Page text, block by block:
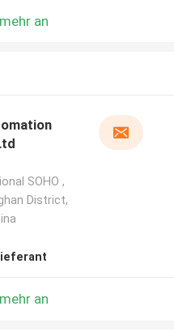
an
SOHO ,
District,
an